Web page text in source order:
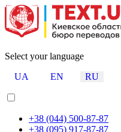
Select your language
UA
EN RU
+38 (044) 500-87-87
+38 (095) 917-87-87